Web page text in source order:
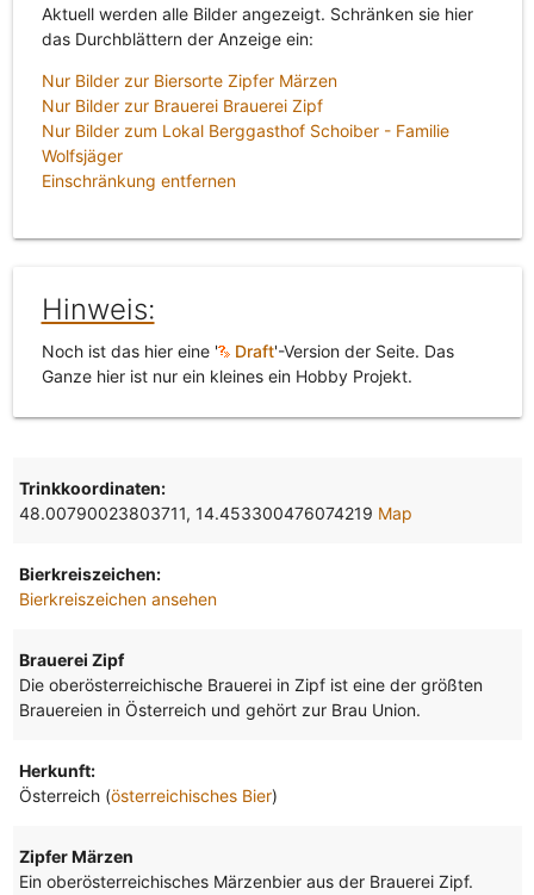
Aktuell werden alle Bilder angezeigt. Schränken sie hier
das Durchblättern der Anzeige ein:
Nur Bilder zur Biersorte Zipfer Märzen
Nur Bilder zur Brauerei Brauerei Zipf
Nur Bilder zum Lokal Berggasthof Schoiber - Familie
Wolfsjäger
Einschränkung entfernen
Hinweis:
Noch ist das hier eine ' Draft'-Version der Seite. Das
Ganze hier ist nur ein kleines ein Hobby Projekt.
Trinkkoordinaten:
48.00790023803711, 14.453300476074219 Map
Bierkreiszeichen:
Bierkreiszeichen ansehen
Brauerei Zipf
Die oberösterreichische Brauerei in Zipf ist eine der größten
Brauereien in Österreich und gehört zur Brau Union.
Herkunft:
Österreich (österreichisches Bier)
Zipfer Märzen
Ein oberösterreichisches Märzenbier aus der Brauerei Zipf.